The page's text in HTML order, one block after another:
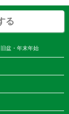
る
盆・年末年始